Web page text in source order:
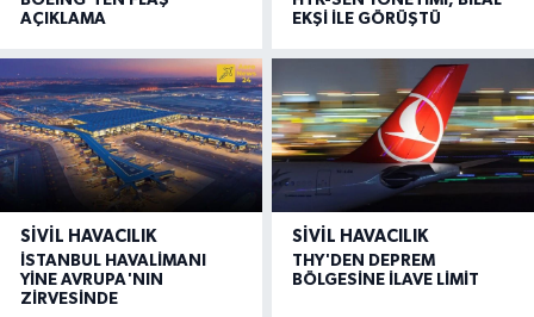
AÇIKLAMA
EKŞİ İLE GÖRÜŞTÜ
SIVIL HAVACILIK
İSTANBUL HAVALİMANI
YİNE AVRUPA'NIN
ZİRVESİNDE
SIVIL HAVACILIK
THY'DEN DEPREM
BÖLGESİNE İLAVE LİMİT